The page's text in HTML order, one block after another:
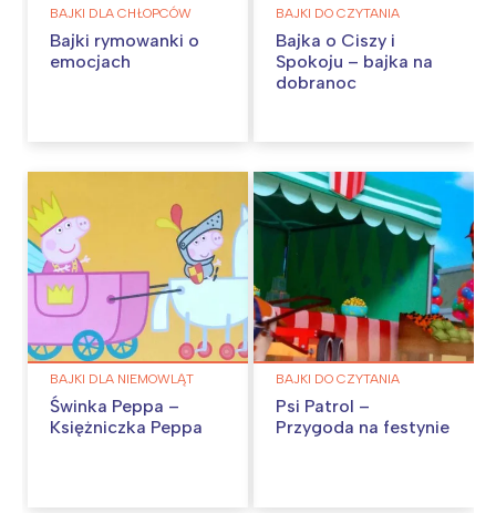
BAJKI DLA CHŁOPCÓW
Bajki rymowanki o
emocjach
BAJKI DO CZYTANIA
Bajka o Ciszy i
Spokoju – bajka na
dobranoc
BAJKI DLA NIEMOWLĄT
Świnka Peppa –
Księżniczka Peppa
BAJKI DO CZYTANIA
Psi Patrol –
Przygoda na festynie